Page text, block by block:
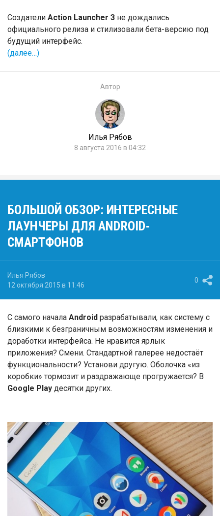
Создатели Action Launcher 3 не дождались
официального релиза и стилизовали бета-версию под
будущий интерфейс.
(далее…)
Автор
Илья Рябов
8 августа 2016 в 04:32
БОЛЬШОЙ ОБЗОР: ИНТЕРЕСНЫЕ
ЛАУНЧЕРЫ ДЛЯ ANDROID-
СМАРТФОНОВ
Илья Рябов
12 октября 2015 в 11:46
0
С самого начала Android разрабатывали, как систему с
близкими к безграничным возможностям изменения и
доработки интерфейса. Не нравится ярлык
приложения? Cмени. Стандартной галерее недостаёт
функциональности? Установи другую. Оболочка «из
коробки» тормозит и раздражающе прогружается? В
Google Play десятки других.